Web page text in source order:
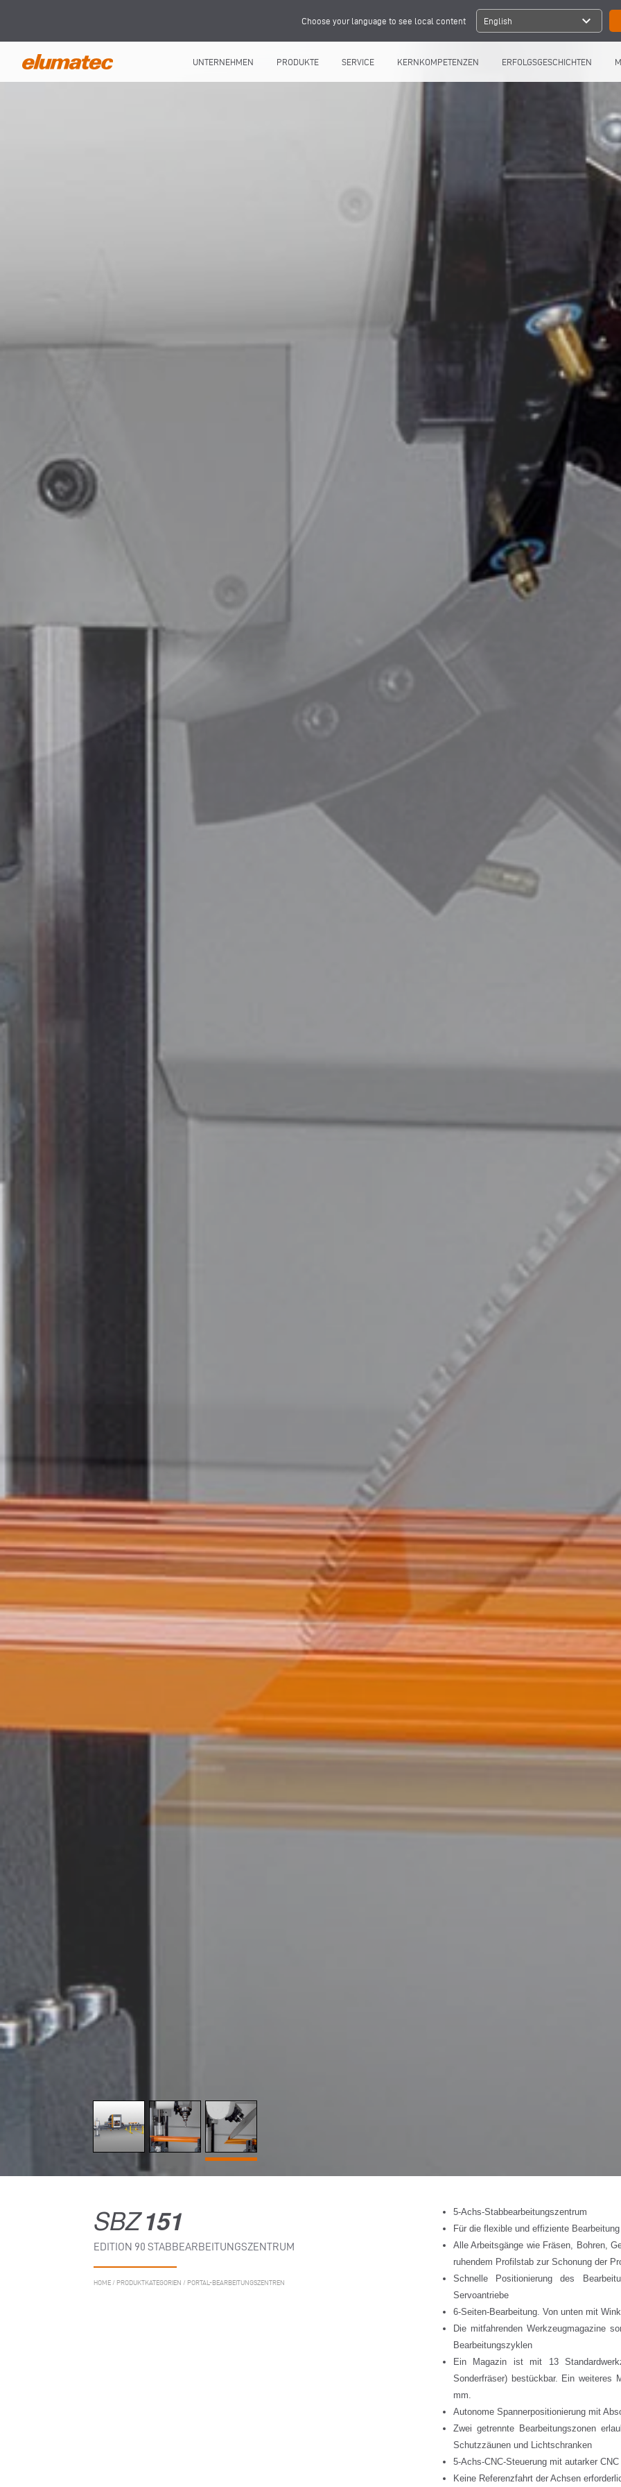
Choose your language to see local content English expand_more
UNTERNEHMEN PRODUKTE SERVICE KERNKOMPETENZEN ERFOLGSGESCHICHTEN
SBZ151
EDITION 90 STABBEARBEITUNGSZENTRUM
HOME / PRODUKTKATEGORIEN / PORTAL-BEARBEITUNGSZENTREN
5-Achs-Stabbearbeitungszentrum
Für die flexible und effiziente
Alle Arbeitsgänge wie Fräsen, Bohren,
ruhendem Profilstab zur Schonung der
Schnelle Positionierung des
Servoantriebe
6-Seiten-Bearbeitung. Von unten mit
Die mitfahrenden Werkzeugmagazine
Bearbeitungszyklen
Ein Magazin ist mit 13
Sonderfräser) bestückbar. Ein weiteres
mm.
Autonome Spannerpositionierung mit
Zwei getrennte Bearbeitungszonen
Schutzzäunen und Lichtschranken
5-Achs-CNC-Steuerung mit autarker
Keine Referenzfahrt der Achsen